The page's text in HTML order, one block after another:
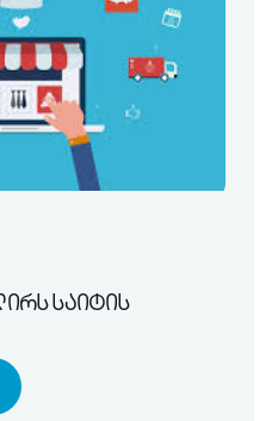
საიტის